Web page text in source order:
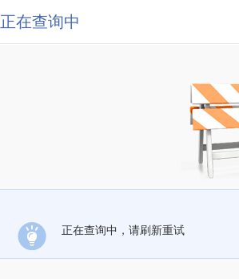
正在查询中
正在查询中，请刷新重试